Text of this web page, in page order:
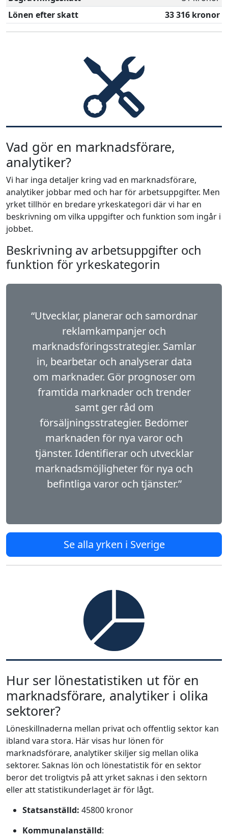
Lönen efter skatt
33 316 kronor
Vad gör en marknadsförare,
analytiker?
Vi har inga detaljer kring vad en marknadsförare,
analytiker jobbar med och har för arbetsuppgifter. Men
yrket tillhör en bredare yrkeskategori där vi har en
beskrivning om vilka uppgifter och funktion som ingår i
jobbet.
Beskrivning av arbetsuppgifter och
funktion för yrkeskategorin
“Utvecklar, planerar och samordnar
reklam­kampanjer och
marknadsföringsstrategier. Samlar
in, bearbetar och analyserar data
om marknader. Gör prognoser om
framtida marknader och trender
samt ger råd om
försäljningsstrategier. Bedömer
marknaden för nya varor och
tjänster. Identifierar och utvecklar
marknadsmöjligheter för nya och
befintliga varor och tjänster.”
Se alla yrken i Sverige
Hur ser lönestatistiken ut för en
marknadsförare, analytiker i olika
sektorer?
Löneskillnaderna mellan privat och offentlig sektor kan
ibland vara stora. Här visas hur lönen för
marknadsförare, analytiker skiljer sig mellan olika
sektorer. Saknas lön och lönestatistik för en sektor
beror det troligtvis på att yrket saknas i den sektorn
eller att statistikunderlaget är för lågt.
Statsanställd: 45800 kronor
Kommunalanställd: